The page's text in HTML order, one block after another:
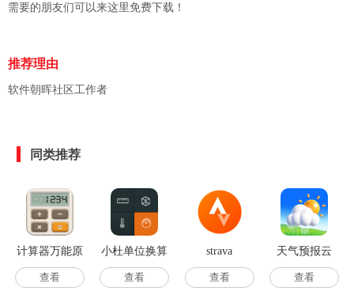
需要的朋友们可以来这里免费下载！
推荐理由
软件朝晖社区工作者
同类推荐
计算器万能原
版
查看
小杜单位换算
通用版
查看
strava
查看
天气预报云
查看